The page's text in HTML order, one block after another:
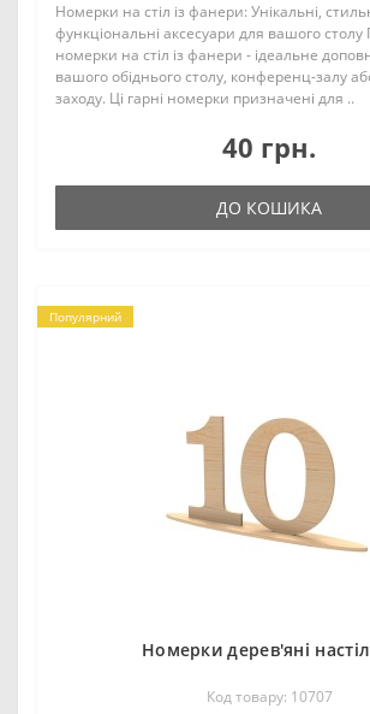
Номерки на стіл із фанери: Унікальні,
функціональні аксесуари для вашого столу
номерки на стіл із фанери - ідеальне
вашого обіднього столу, конференц-залу
заходу. Ці гарні номерки призначені для ..
40 грн.
ДО КОШИКА
Популярний
Номерки дерев'яні
Код товару: 10707